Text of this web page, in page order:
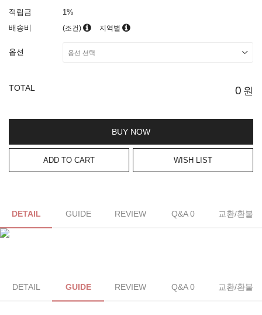
적립금
1%
배송비
(조건) 지역별
옵션
TOTAL 0 원
BUY NOW
ADD TO CART WISH LIST
DETAIL GUIDE REVIEW Q&A 0 교환/환불
DETAIL GUIDE REVIEW Q&A 0 교환/환불